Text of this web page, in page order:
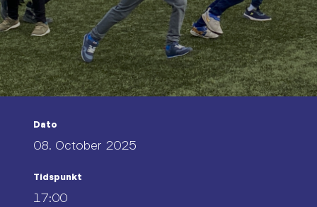
Dato
08. October 2025
Tidspunkt
17:00